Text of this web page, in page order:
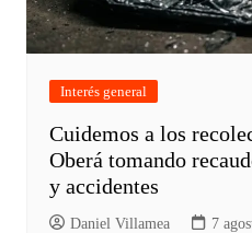
Interés general
Cuidemos a los
Oberá tomando
y accidentes
Daniel Villamea 7